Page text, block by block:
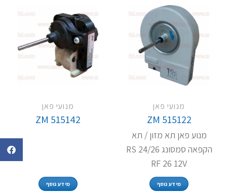
מנועי פאן
ZM 515122
מנוע פאן תא מזון / תא
הקפאה סמסונג RS 24/26
RF 26 12V
מידע נוסף
מנועי פאן
ZM 515142
מידע נוסף